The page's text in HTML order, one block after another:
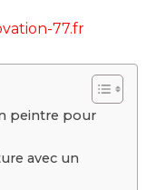
77.fr
peintre pour
avec un